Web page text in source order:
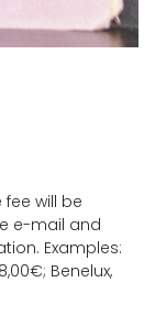
will be
e-mail and
Examples:
Benelux,